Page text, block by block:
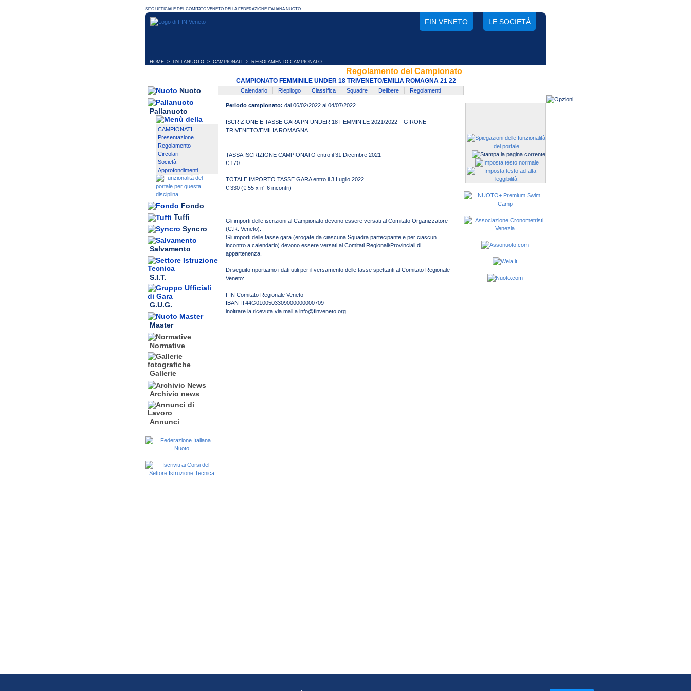
FIN VENETO LE SOCIETÀ
HOME > PALLANUOTO > CAMPIONATI > REGOLAMENTO CAMPIONATO
Nuoto
Pallanuoto
CAMPIONATI
Presentazione
Regolamento
Circolari
Società
Approfondimenti
Fondo
Tuffi
Syncro
Salvamento
S.I.T.
G.U.G.
Master
Normative
Gallerie
Archivio news
Annunci
Regolamento del Campionato
CAMPIONATO FEMMINILE UNDER 18 TRIVENETO/EMILIA ROMAGNA 21 22
Calendario Riepilogo Classifica Squadre Delibere Regolamenti
Periodo campionato: dal 06/02/2022 al 04/07/2022
ISCRIZIONE E TASSE GARA PN UNDER 18 FEMMINILE 2021/2022 – GIRONE
TRIVENETO/EMILIA ROMAGNA
TASSA ISCRIZIONE CAMPIONATO entro il 31 Dicembre 2021
€ 170
TOTALE IMPORTO TASSE GARA entro il 3 Luglio 2022
€ 330 (€ 55 x n° 6 incontri)
Gli importi delle iscrizioni al Campionato devono essere versati al Comitato Organizzatore
(C.R. Veneto).
Gli importi delle tasse gara (erogate da ciascuna Squadra partecipante e per ciascun
incontro a calendario) devono essere versati ai Comitati Regionali/Provinciali di
appartenenza.
Di seguito riportiamo i dati utili per il versamento delle tasse spettanti al Comitato Regionale
Veneto:
FIN Comitato Regionale Veneto
IBAN IT44G0100503309000000000709
inoltrare la ricevuta via mail a info@finveneto.org